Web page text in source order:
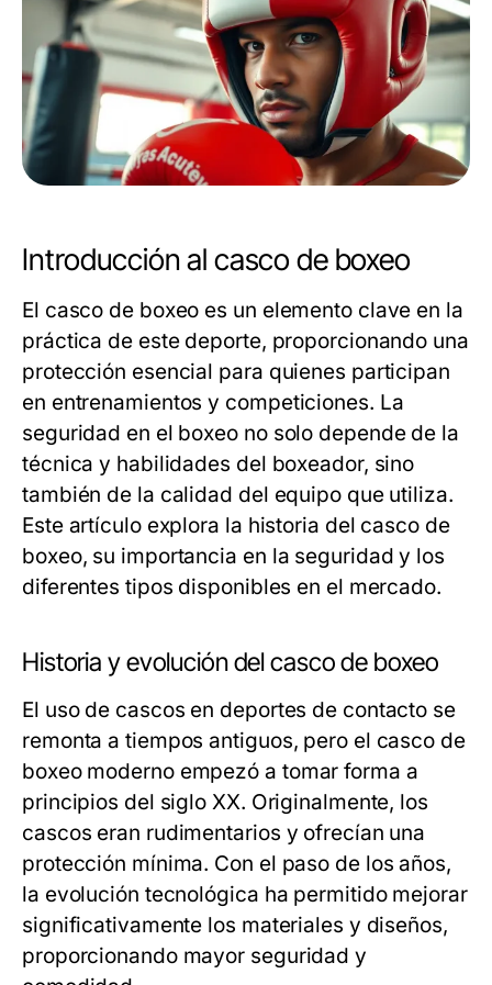
Introducción al casco de boxeo
El casco de boxeo es un elemento clave en la
práctica de este deporte, proporcionando una
protección esencial para quienes participan
en entrenamientos y competiciones. La
seguridad en el boxeo no solo depende de la
técnica y habilidades del boxeador, sino
también de la calidad del equipo que utiliza.
Este artículo explora la historia del casco de
boxeo, su importancia en la seguridad y los
diferentes tipos disponibles en el mercado.
Historia y evolución del casco de boxeo
El uso de cascos en deportes de contacto se
remonta a tiempos antiguos, pero el casco de
boxeo moderno empezó a tomar forma a
principios del siglo XX. Originalmente, los
cascos eran rudimentarios y ofrecían una
protección mínima. Con el paso de los años,
la evolución tecnológica ha permitido mejorar
significativamente los materiales y diseños,
proporcionando mayor seguridad y